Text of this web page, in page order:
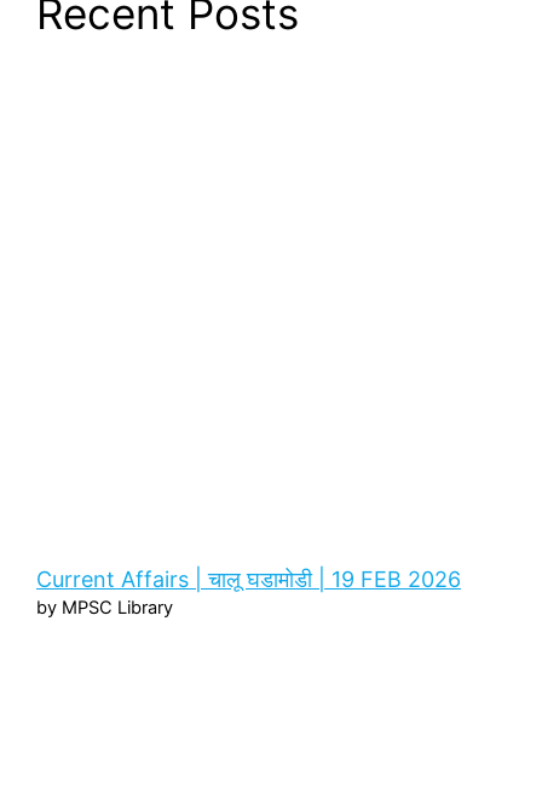
Recent Posts
Current Affairs | चालू घडामोडी | 19 FEB 2026
by MPSC Library